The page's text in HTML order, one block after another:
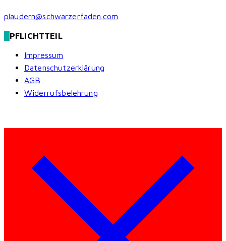
plaudern@schwarzerfaden.com
PFLICHTTEIL
Impressum
Datenschutzerklärung
AGB
Widerrufsbelehrung